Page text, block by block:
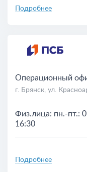
Подробнее
Операционный
г. Брянск, ул.
Физ.лица: пн.-пт.:
16:30
Подробнее